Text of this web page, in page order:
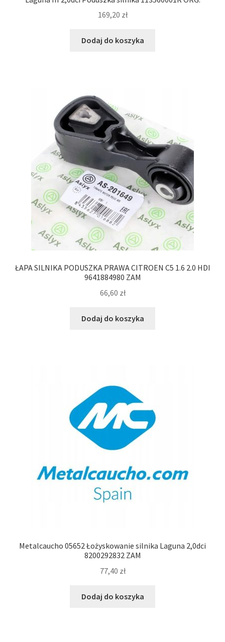
169,20 zł
Dodaj do koszyka
ŁAPA SILNIKA PODUSZKA PRAWA CITROEN C5 1.6 2.0 HDI
9641884980 ZAM
66,60 zł
Dodaj do koszyka
Metalcaucho 05652 Łożyskowanie silnika Laguna 2,0dci
8200292832 ZAM
77,40 zł
Dodaj do koszyka